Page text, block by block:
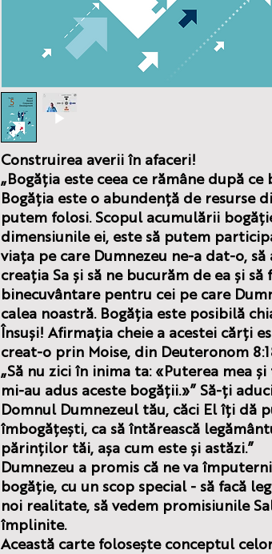
Construirea averii în afaceri!
„Bogăția este ceea ce rămâne după ce
Bogăția este o abundență de resurse
putem folosi. Scopul acumulării
dimensiunile ei, este să putem
viața pe care Dumnezeu ne-a dat-o, să
creația Sa și să ne bucurăm de ea și să
binecuvântare pentru cei pe care
calea noastră. Bogăția este posibilă
Însuși! Afirmația cheie a acestei cărți
creat-o prin Moise, din Deuteronom
„Să nu zici în inima ta: «Puterea mea
mi-au adus aceste bogății.»” Să-ți
Domnul Dumnezeul tău, căci El îți dă
îmbogățești, ca să întărească
părinților tăi, așa cum este și astăzi.”
Dumnezeu a promis că ne va
bogăție, cu un scop special - să facă
noi realitate, să vedem promisiunile
împlinite.
Această carte folosește conceptul celor